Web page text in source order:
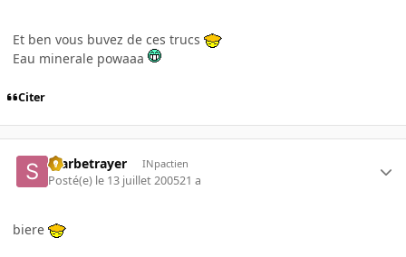
Et ben vous buvez de ces trucs
Eau minerale powaaa
Citer
Starbetrayer INpactien
Posté(e) le 13 juillet 200521 a
biere